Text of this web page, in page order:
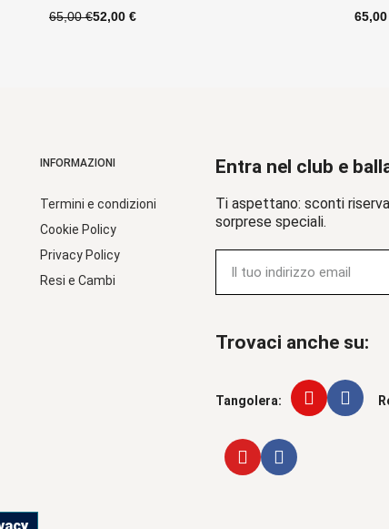
65,00 €
INFORMAZIONI
Termini e condizioni
Cookie Policy
Privacy Policy
Resi e Cambi
Entra nel club e
Ti aspettano: sconti
sorprese speciali.
Trovaci anche su:
Tangolera: